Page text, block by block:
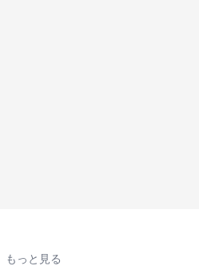
もっと見る